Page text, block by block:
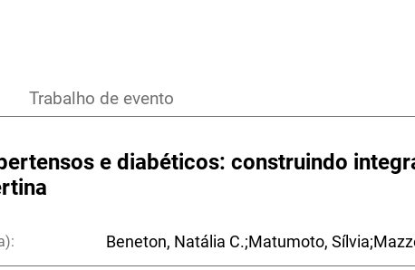
Trabalho de evento
e diabéticos: construindo
Beneton, Natália C.;Matumoto,